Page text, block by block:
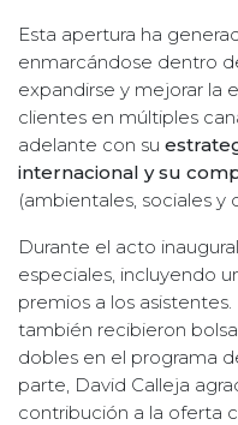
Esta apertura ha
enmarcándose dentro
expandirse y mejorar la
clientes en múltiples
adelante con su
internacional y su
(ambientales, sociales y
Durante el acto
especiales, incluyendo
premios a los
también recibieron
dobles en el programa
parte, David Calleja
contribución a la oferta